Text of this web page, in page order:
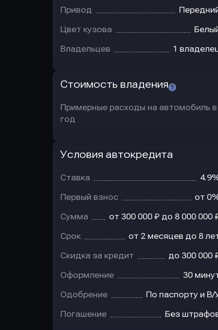
Привод
Цвет кузова
Владельцев 1
Стоимость владения
Примерные расходы на автомобиль в
год
Условия автокредита
Ставка
Первый взнос от
Сумма от 300 000 ₽ до 8 000 000
Срок от 2 месяцев до 8
Скидка за кредит до 300 000
Оформление 30
Одобрение По паспорту и В/
Погашение Без